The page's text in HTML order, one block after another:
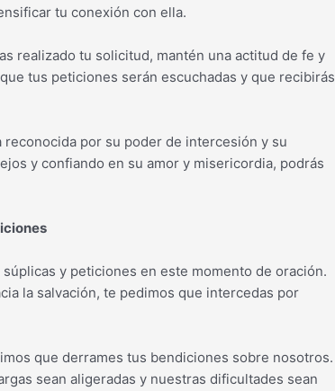
tu conexión con ella.
realizado tu solicitud, mantén una actitud de fe y
tus peticiones serán escuchadas y que recibirás
reconocida por su poder de intercesión y su
y confiando en su amor y misericordia, podrás
y peticiones en este momento de oración.
la salvación, te pedimos que intercedas por
que derrames tus bendiciones sobre nosotros.
sean aligeradas y nuestras dificultades sean